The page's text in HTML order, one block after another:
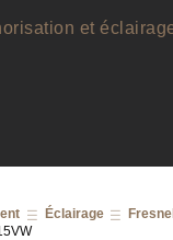
Éclairage Fresnel